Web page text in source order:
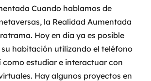
Cuando hablamos de
la Realidad Aumentada
Hoy en día ya es posible
habitación utilizando el teléfono
como estudiar e interactuar con
Hay algunos proyectos en